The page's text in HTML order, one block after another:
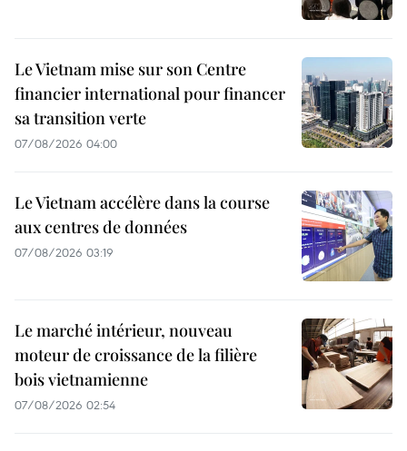
Le Vietnam mise sur son Centre
financier international pour financer
sa transition verte
07/08/2026 04:00
Le Vietnam accélère dans la course
aux centres de données
07/08/2026 03:19
Le marché intérieur, nouveau
moteur de croissance de la filière
bois vietnamienne
07/08/2026 02:54